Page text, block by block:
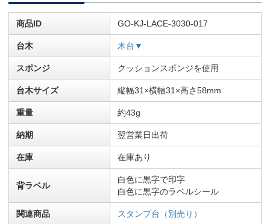
商品ID GO-KJ-LACE-3030-017
台木 木台▼
スポンジ クッションスポンジを使用
台木サイズ 縦幅31×横幅31×高さ58mm
重量 約43g
納期 翌営業日出荷
在庫 在庫あり
背ラベル
白色に黒字で印字
白色に黒字のラベルシール
関連商品 スタンプ台（別売り）